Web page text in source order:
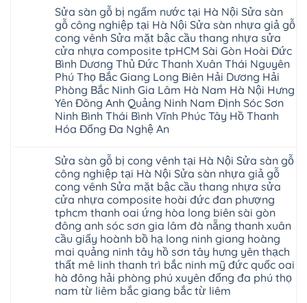
Hà
Nội
báo
giá
Dịch
vụ
sửa
chữa
Sửa
sàn
nhựa
giả
gỗ
hèm
khóa
4mm
6mm
8mm
10mm
12mm
tại
nhà
Ziccos
Flortex
Wilson
black
Hobi
wood
Glotex
Kosmos
Hobi
bình
luận
ở
Sửa
chữa
sàn
nhựa
giả
gỗ
tại
Hà
Nội
báo
giá
sửa
chữa
Sửa
sàn
nhựa
giả
gỗ
hèm
khóa
giá
rẻ
4mm
6mm
8mm
10mm
12mm
chịu
Sửa sàn gỗ bị ngấm nước tại Hà Nội Sửa sàn
gỗ công nghiệp tại Hà Nội Sửa sàn nhựa giả gỗ
cong vênh Sửa mặt bậc cầu thang nhựa sửa
cửa nhựa composite tpHCM Sài Gòn Hoài Đức
Bình Dương Thủ Đức Thanh Xuân Thái Nguyên
Phú Thọ Bắc Giang Long Biên Hải Dương Hải
Phòng Bắc Ninh Gia Lâm Hà Nam Hà Nội Hưng
Yên Đông Anh Quảng Ninh Nam Định Sóc Sơn
Ninh Bình Thái Bình Vĩnh Phúc Tây Hồ Thanh
Hóa Đống Đa Nghệ An
bình
luận
ở
Sửa
sàn
gỗ
bị
ngấm
nước
tại
Hà
Nội
Sửa
sàn
công
Sửa sàn gỗ bị cong vênh tại Hà Nội Sửa sàn gỗ
công nghiệp tại Hà Nội Sửa sàn nhựa giả gỗ
cong vênh Sửa mặt bậc cầu thang nhựa sửa
cửa nhựa composite hoài đức đan phượng
tphcm thanh oai ứng hòa long biên sài gòn
đông anh sóc sơn gia lâm đà nẵng thanh xuân
cầu giấy hoành bồ hạ long ninh giang hoàng
mai quảng ninh tây hồ sơn tây hưng yên thạch
thất mê linh thanh trì bắc ninh mỹ đức quốc oai
hà đông hải phòng phú xuyên đống đa phú thọ
nam từ liêm bắc giang bắc từ liêm